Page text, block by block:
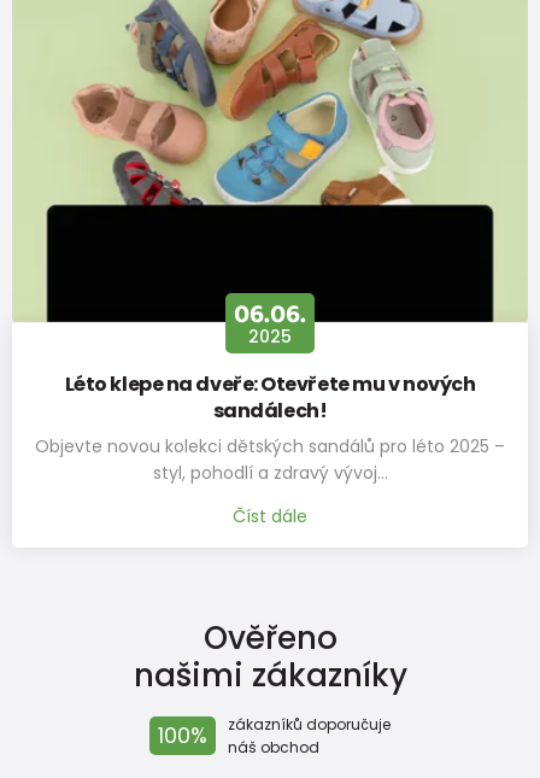
Doporučuje produkt
Velikost skvěle sedí
06.06.
2025
Léto klepe na dveře: Otevřete mu v nových
sandálech!
Objevte novou kolekci dětských sandálů pro léto 2025 –
styl, pohodlí a zdravý vývoj…
Číst dále
Ověřeno
našimi zákazníky
100%
zákazníků doporučuje
náš obchod